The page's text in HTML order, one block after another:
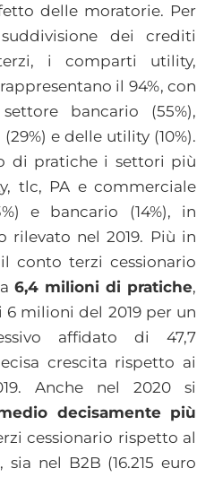
delle moratorie. Per
dei crediti
i comparti utility,
il 94%, con
bancario (55%),
e delle utility (10%).
di pratiche i settori più
tlc, PA e commerciale
e bancario (14%), in
rilevato nel 2019. Più in
conto terzi cessionario
6,4 milioni di pratiche,
milioni del 2019 per un
affidato di 47,7
crescita rispetto ai
Anche nel 2020 si
decisamente più
cessionario rispetto al
nel B2B (16.215 euro